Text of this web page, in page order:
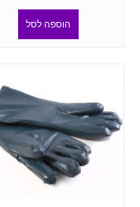
הוספה לסל